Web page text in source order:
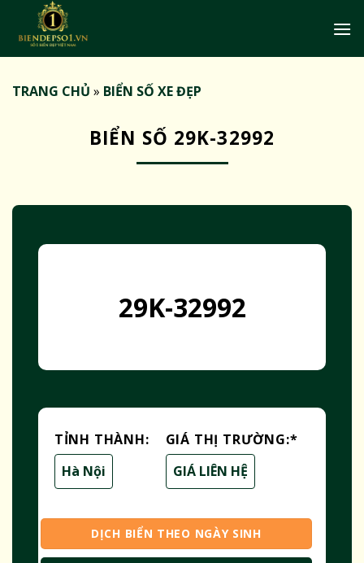
TRANG CHỦ » BIỂN SỐ XE ĐẸP
BIỂN SỐ 29K-32992
29K-32992
TỈNH THÀNH:
Hà Nội
GIÁ THỊ TRƯỜNG:*
GIÁ LIÊN HỆ
DỊCH BIỂN THEO NGÀY SINH